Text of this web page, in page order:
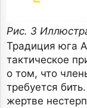
Рис. 3
Традиция юга
тактическое
о том, что
требуется
жертве